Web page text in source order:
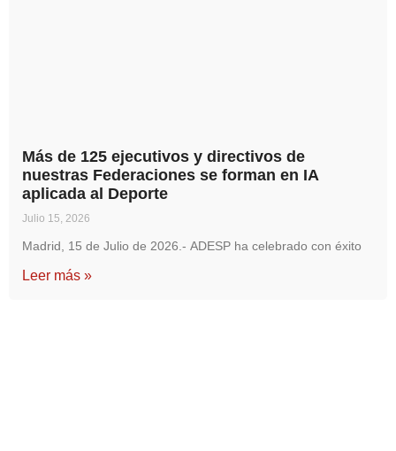
Más de 125 ejecutivos y directivos de
nuestras Federaciones se forman en IA
aplicada al Deporte
Julio 15, 2026
Madrid, 15 de Julio de 2026.- ADESP ha celebrado con éxito
Leer más »